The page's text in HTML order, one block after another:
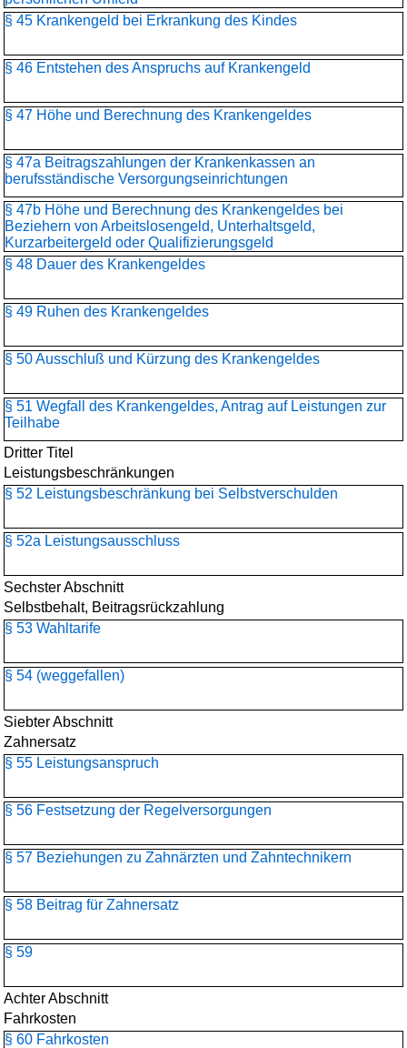
§ 45 Krankengeld bei Erkrankung des Kindes
§ 46 Entstehen des Anspruchs auf Krankengeld
§ 47 Höhe und Berechnung des Krankengeldes
§ 47a Beitragszahlungen der Krankenkassen an
berufsständische Versorgungseinrichtungen
§ 47b Höhe und Berechnung des Krankengeldes bei
Beziehern von Arbeitslosengeld, Unterhaltsgeld,
Kurzarbeitergeld oder Qualifizierungsgeld
§ 48 Dauer des Krankengeldes
§ 49 Ruhen des Krankengeldes
§ 50 Ausschluß und Kürzung des Krankengeldes
§ 51 Wegfall des Krankengeldes, Antrag auf Leistungen zur
Teilhabe
Dritter Titel
Leistungsbeschränkungen
§ 52 Leistungsbeschränkung bei Selbstverschulden
§ 52a Leistungsausschluss
Sechster Abschnitt
Selbstbehalt, Beitragsrückzahlung
§ 53 Wahltarife
§ 54 (weggefallen)
Siebter Abschnitt
Zahnersatz
§ 55 Leistungsanspruch
§ 56 Festsetzung der Regelversorgungen
§ 57 Beziehungen zu Zahnärzten und Zahntechnikern
§ 58 Beitrag für Zahnersatz
§ 59
Achter Abschnitt
Fahrkosten
§ 60 Fahrkosten